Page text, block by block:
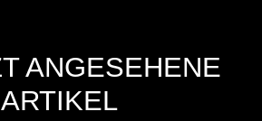
ANGESEHENE
ARTIKEL